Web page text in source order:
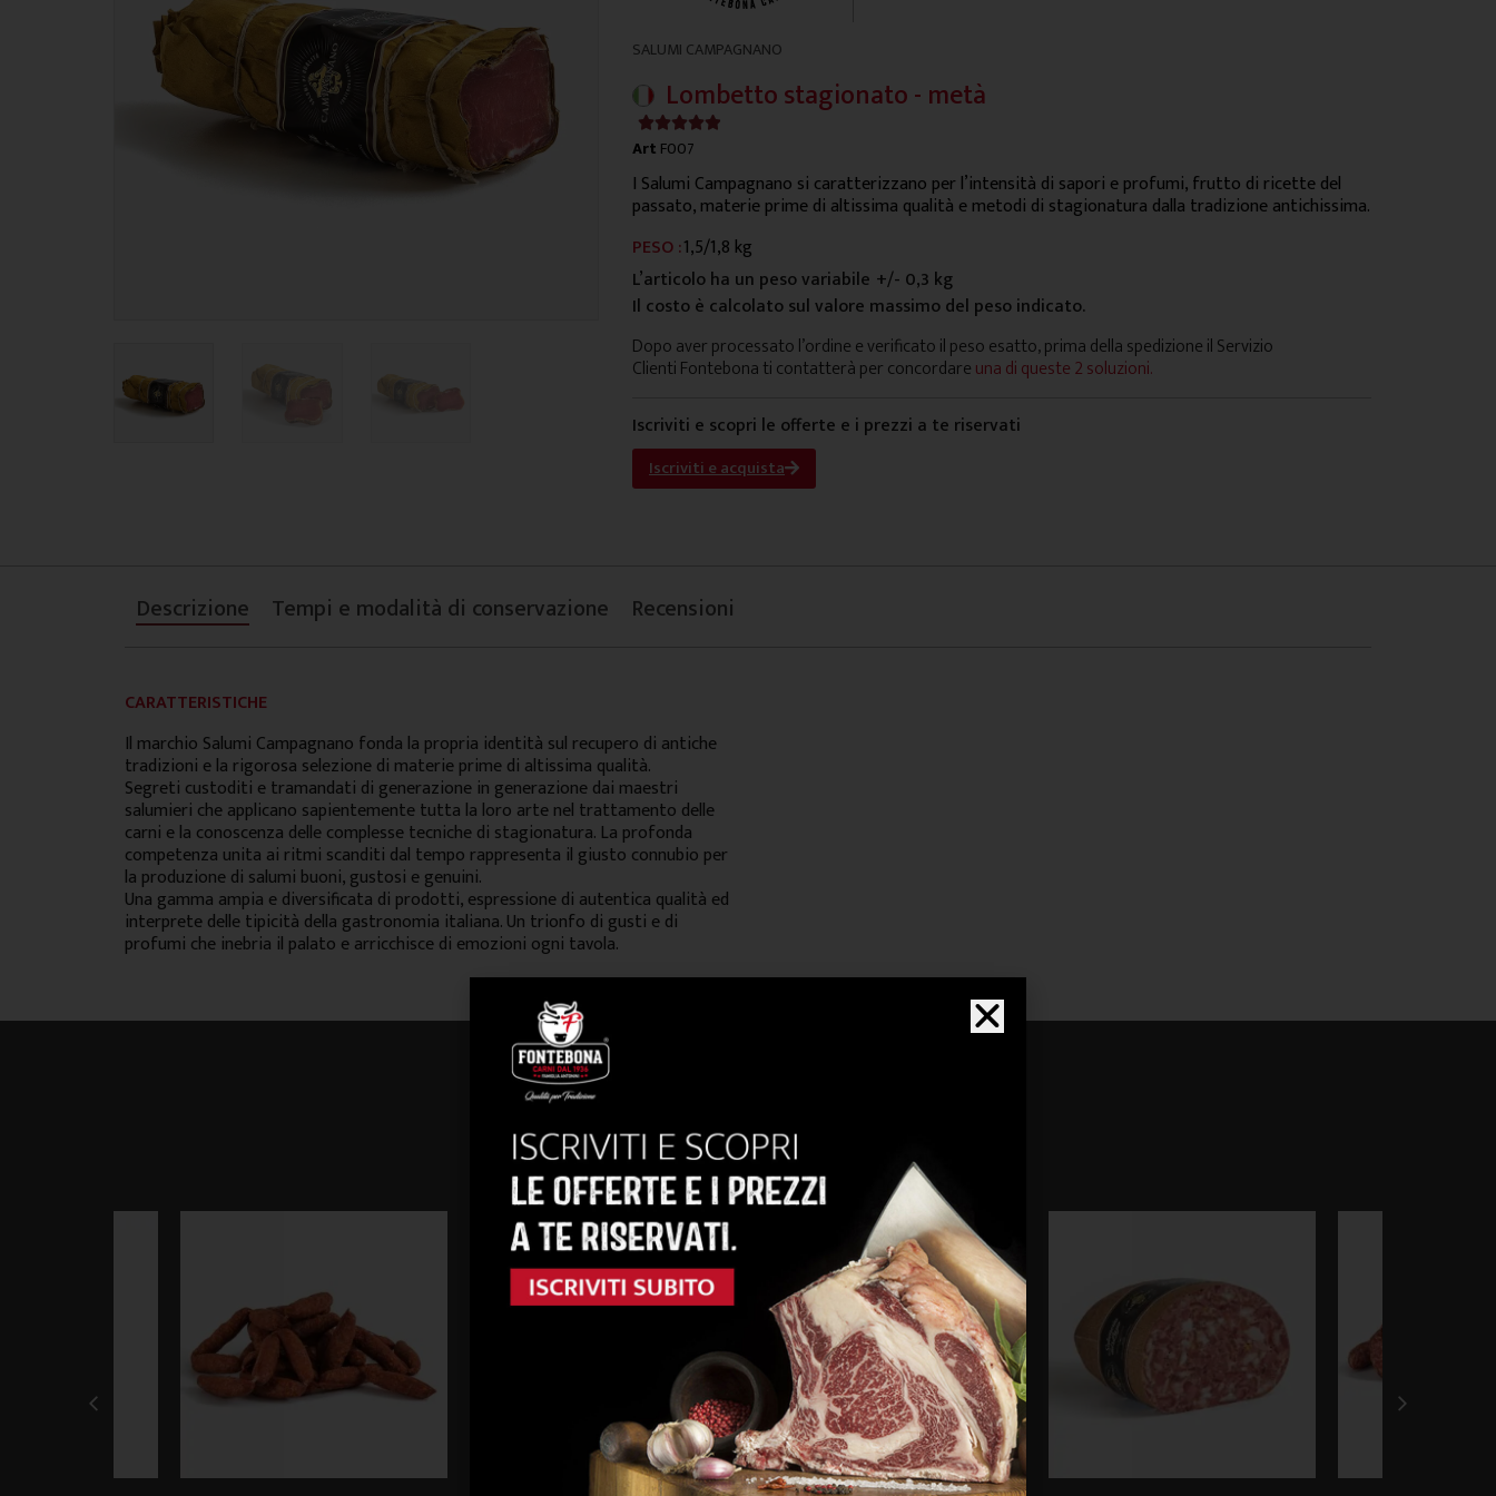
SALUMI CAMPAGNANO
Lombetto stagionato - metà

Art F007
I Salumi Campagnano si caratterizzano per l’intensità di sapori e profumi, frutto di ricette del
passato, materie prime di altissima qualità e metodi di stagionatura dalla tradizione antichissima.
PESO :1,5/1,8 kg
L’articolo ha un peso variabile +/- 0,3 kg
Il costo è calcolato sul valore massimo del peso indicato.
Dopo aver processato l’ordine e verificato il peso esatto, prima della spedizione il Servizio
Clienti Fontebona ti contatterà per concordareuna di queste 2 soluzioni.
Iscriviti e scopri le offerte e i prezzi a te riservati
Iscriviti e acquista
Descrizione Tempi e modalità di conservazione Recensioni
CARATTERISTICHE
Il marchio Salumi Campagnano fonda la propria identità sul recupero di antiche
tradizioni e la rigorosa selezione di materie prime di altissima qualità.
Segreti custoditi e tramandati di generazione in generazione dai maestri
salumieri che applicano sapientemente tutta la loro arte nel trattamento delle
carni e la conoscenza delle complesse tecniche di stagionatura. La profonda
competenza unita ai ritmi scanditi dal tempo rappresenta il giusto connubio per
la produzione di salumi buoni, gustosi e genuini.
Una gamma ampia e diversificata di prodotti, espressione di autentica qualità ed
interprete delle tipicità della gastronomia italiana. Un trionfo di gusti e di
profumi che inebria il palato e arricchisce di emozioni ogni tavola.
anche...